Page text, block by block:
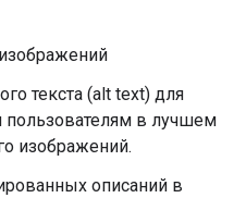
текста (alt text) для
в лучшем
изображений.
описаний в